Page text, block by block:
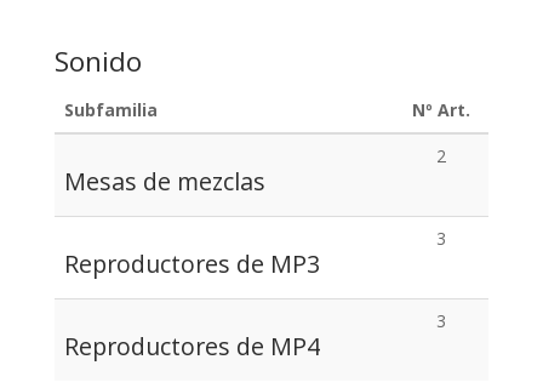
Sonido
Subfamilia Nº Art.
Mesas de mezclas
2
Reproductores de MP3
3
Reproductores de MP4
3